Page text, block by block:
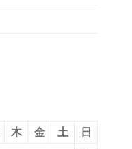
木 金 土
日